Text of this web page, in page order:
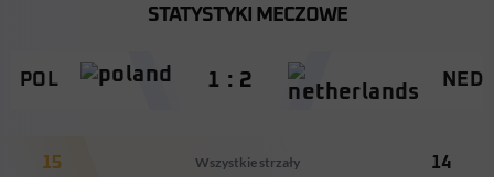
STATYSTYKI MECZOWE
POL 1 : 2 NED
15 Wszystkie strzały 14